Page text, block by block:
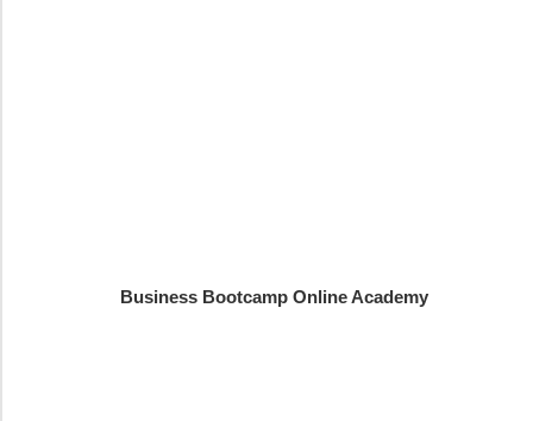
Business Bootcamp Online Academy